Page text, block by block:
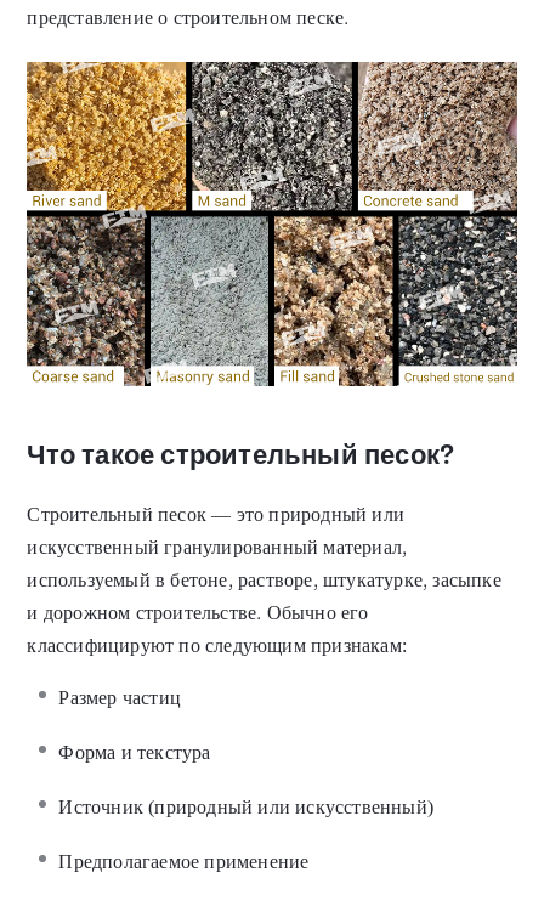
представление о строительном песке.
Что такое строительный песок?
Строительный песок — это природный или
искусственный гранулированный материал,
используемый в бетоне, растворе, штукатурке, засыпке
и дорожном строительстве. Обычно его
классифицируют по следующим признакам:
Размер частиц
Форма и текстура
Источник (природный или искусственный)
Предполагаемое применение